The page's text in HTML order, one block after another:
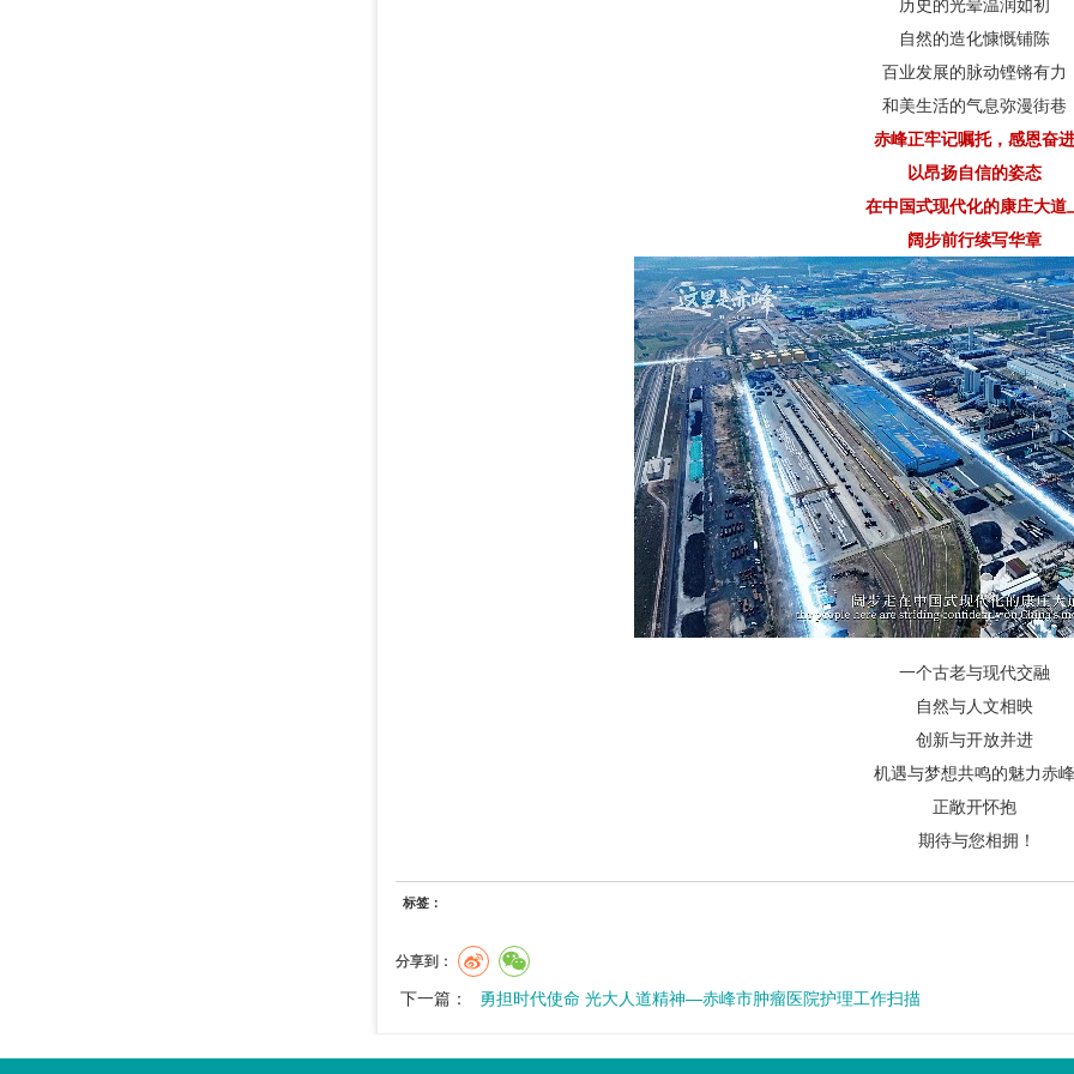
历史的光晕温润如初
自然的造化慷慨铺陈
百业发展的脉动铿锵有力
和美生活的气息弥漫街巷
赤峰正牢记嘱托，感恩奋进
以昂扬自信的姿态
在中国式现代化的康庄大道
阔步前行续写华章
一个古老与现代交融
自然与人文相映
创新与开放并进
机遇与梦想共鸣的魅力赤峰
正敞开怀抱
期待与您相拥！
标签：
分享到：
下一篇： 勇担时代使命 光大人道精神—赤峰市肿瘤医院护理工作扫描